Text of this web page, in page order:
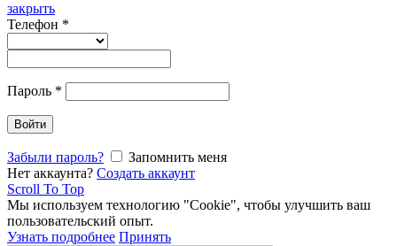
закрыть
Телефон *
Пароль *
Войти
Забыли пароль?
Запомнить меня
Нет аккаунта? Создать аккаунт
Scroll To Top
Мы используем технологию "Cookie", чтобы улучшить ваш
пользовательский опыт.
Узнать подробнее Принять